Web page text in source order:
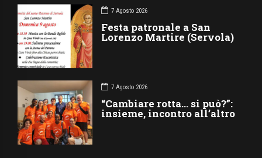
7 Agosto 2026
Festa patronale a San
Lorenzo Martire (Servola)
7 Agosto 2026
“Cambiare rotta… si può?”:
insieme, incontro all’altro